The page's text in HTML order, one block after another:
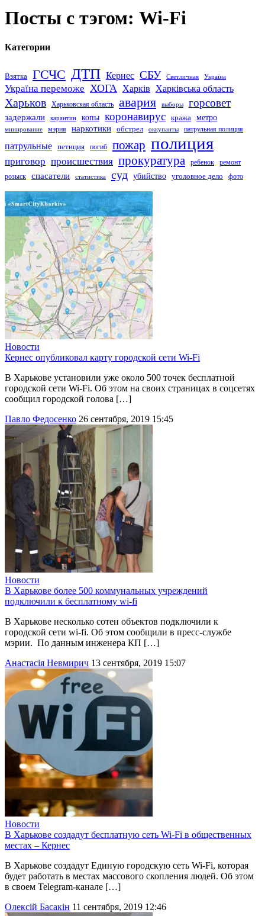
Посты с тэгом: Wi-Fi
Категории
Взятка ГСЧС ДТП Кернес СБУ Светличная Україна
Україна переможе ХОГА Харків Харківська область
Харьков Харьковская область авария выборы горсовет
задержали карантин копы коронавирус кража метро
минирование мэрия наркотики обстрел оккупанты патрульная полиция
патрульные петиция погиб пожар полиция
приговор происшествия прокуратура ребенок
ремонт
розыск
спасатели статистика суд убийство уголовное дело фото
Новости
Кернес опубликовал карту городской сети Wi-Fi
В Харькове установили уже около 500 точек бесплатной
городской сети Wi-Fi. Об этом на своих страницах в соцсетях
сообщил городской голова […]
Павло Федосенко 26 сентября, 2019 15:45
Новости
В Харькове более 500 коммунальных учреждений
подключили к бесплатному wi-fi
В Харькове несколько сотен объектов подключили к
городской сети wi-fi. Об этом сообщили в пресс-службе
мэрии. По данным инженера КП […]
Анастасія Невмирич 13 сентября, 2019 15:07
Новости
В Харькове создадут бесплатную сеть Wi-Fi в общественных
местах – Кернес
В Харькове создадут Единую городскую сеть Wi-Fi, которая
будет работать в местах массового скопления людей. Об этом
в своем Telegram-канале […]
Олексій Басакін 11 сентября, 2019 12:46